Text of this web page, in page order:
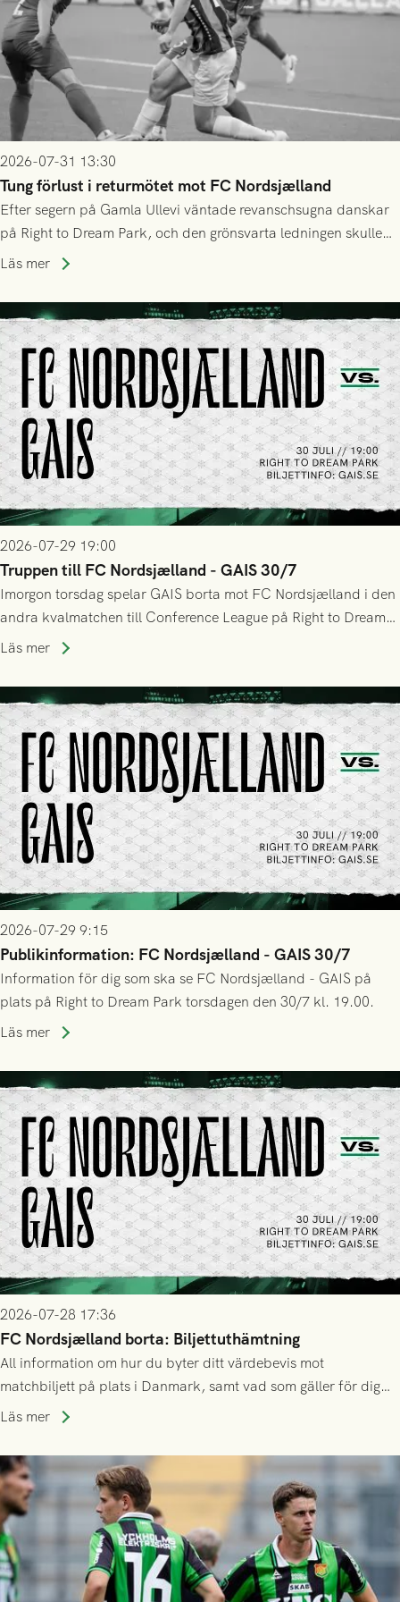
2026-07-31 13:30
Tung förlust i returmötet mot FC Nordsjælland
Efter segern på Gamla Ullevi väntade revanschsugna danskar
på Right to Dream Park, och den grönsvarta ledningen skulle
upphöra efter mindre än kvarten spelad. På lika mark visade
tennissiffror och det grönsvarta europaäventyret tog slut.
Läs mer
2026-07-29 19:00
Truppen till FC Nordsjælland - GAIS 30/7
Imorgon torsdag spelar GAIS borta mot FC Nordsjælland i den
andra kvalmatchen till Conference League på Right to Dream
Park! Fredrik Holmberg och ledarstaben har tagit ut följande
Läs mer
2026-07-29 9:15
Publikinformation: FC Nordsjælland - GAIS 30/7
Information för dig som ska se FC Nordsjælland - GAIS på
plats på Right to Dream Park torsdagen den 30/7 kl. 19.00.
Läs mer
2026-07-28 17:36
FC Nordsjælland borta: Biljettuthämtning
All information om hur du byter ditt värdebevis mot
matchbiljett på plats i Danmark, samt vad som gäller för dig
som står på reservlista eller fått förhinder.
Läs mer